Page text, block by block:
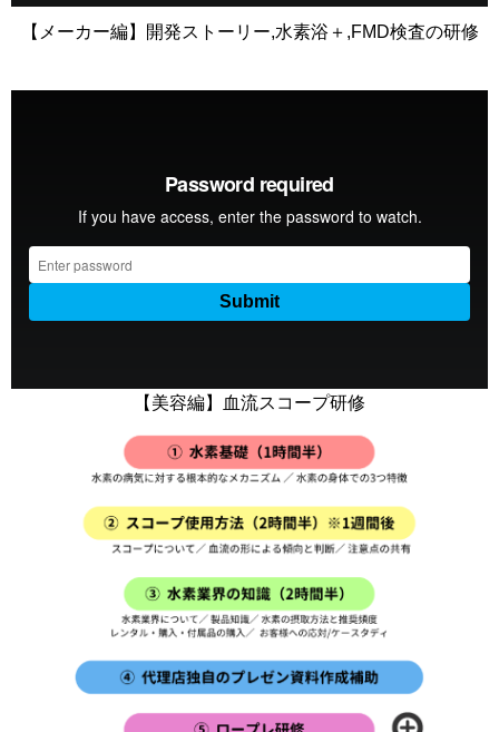
【メーカー編】開発ストーリー,水素浴＋,FMD検査の研修
【美容編】血流スコープ研修